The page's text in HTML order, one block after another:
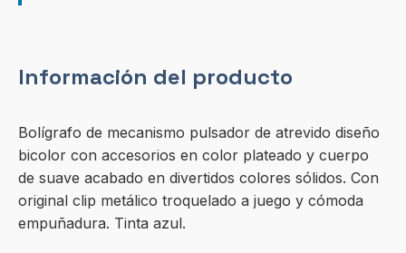
Información del producto
Bolígrafo de mecanismo pulsador de atrevido diseño
bicolor con accesorios en color plateado y cuerpo
de suave acabado en divertidos colores sólidos. Con
original clip metálico troquelado a juego y cómoda
empuñadura. Tinta azul.